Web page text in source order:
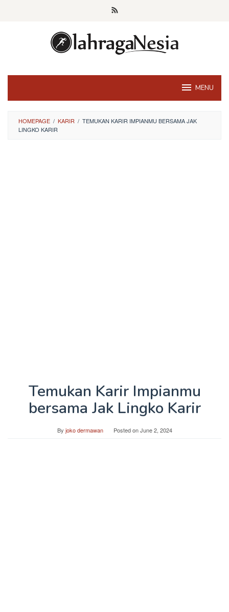
MENU
HOMEPAGE / KARIR / TEMUKAN KARIR IMPIANMU BERSAMA JAK
LINGKO KARIR
Temukan Karir Impianmu
bersama Jak Lingko Karir
By joko dermawan Posted onJune 2, 2024